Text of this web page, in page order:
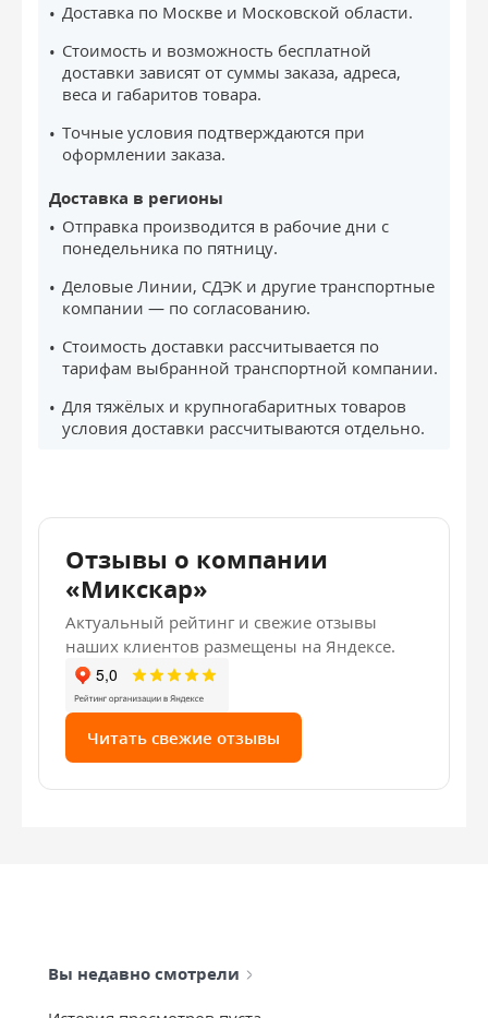
Доставка по Москве и Московской области.
Стоимость и возможность бесплатной
доставки зависят от суммы заказа, адреса,
веса и габаритов товара.
Точные условия подтверждаются при
оформлении заказа.
Доставка в регионы
Отправка производится в рабочие дни с
понедельника по пятницу.
Деловые Линии, СДЭК и другие транспортные
компании — по согласованию.
Стоимость доставки рассчитывается по
тарифам выбранной транспортной компании.
Для тяжёлых и крупногабаритных товаров
условия доставки рассчитываются отдельно.
Отзывы о компании
«Микскар»
Актуальный рейтинг и свежие отзывы
наших клиентов размещены на Яндексе.
Читать свежие отзывы
Вы недавно смотрели